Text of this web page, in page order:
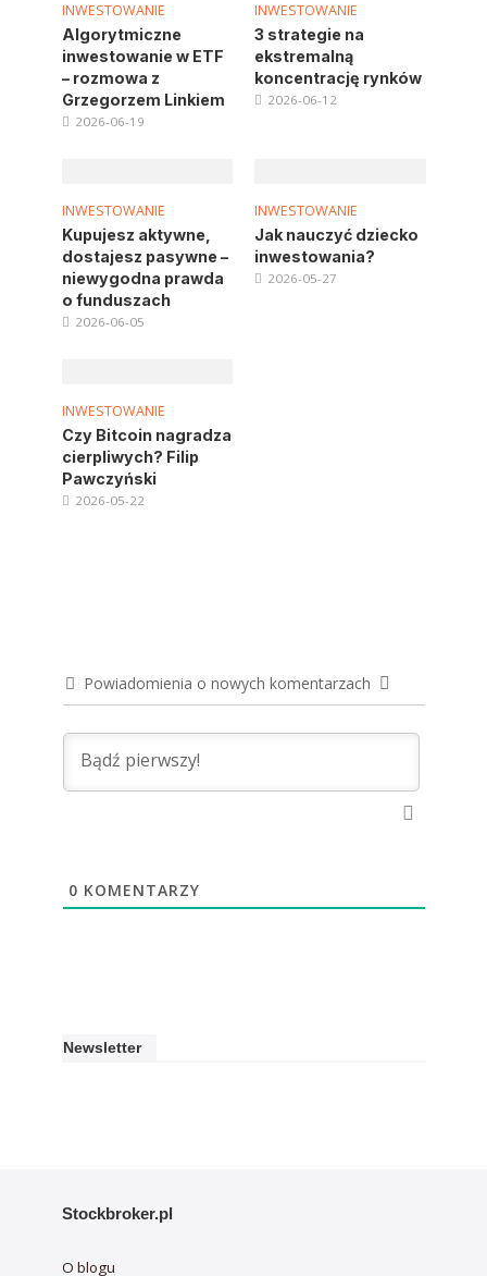
INWESTOWANIE
Algorytmiczne
inwestowanie w ETF
– rozmowa z
Grzegorzem Linkiem
2026-06-19
INWESTOWANIE
3 strategie na
ekstremalną
koncentrację rynków
2026-06-12
INWESTOWANIE
Kupujesz aktywne,
dostajesz pasywne –
niewygodna prawda
o funduszach
2026-06-05
INWESTOWANIE
Jak nauczyć dziecko
inwestowania?
2026-05-27
INWESTOWANIE
Czy Bitcoin nagradza
cierpliwych? Filip
Pawczyński
2026-05-22
Powiadomienia o nowych komentarzach
0 KOMENTARZY
Newsletter
Stockbroker.pl
O blogu